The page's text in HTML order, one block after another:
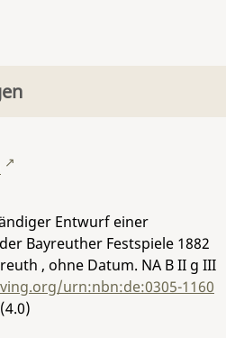
Entwurf einer
Bayreuther Festspiele 1882
, ohne Datum. NA B II g III
urn:nbn:de:0305-1160